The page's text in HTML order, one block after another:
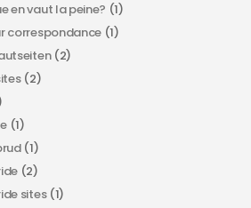
en vaut la peine? (1)
correspondance(1)
(2)
(2)
(1)
(1)
(2)
sites(1)